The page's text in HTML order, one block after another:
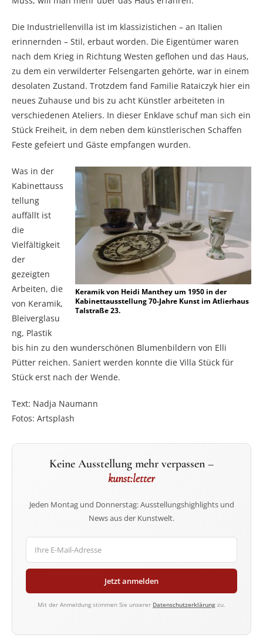
Die Industriellenvilla ist im klassizistichen – an Italien
erinnernden – Stil, erbaut worden. Die Eigentümer waren
nach dem Krieg in Richtung Westen geflohen und das Haus,
zu dem ein verwilderter Felsengarten gehörte, war in einem
desolaten Zustand. Trotzdem fand Familie Rataiczyk hier ein
neues Zuhause und bis zu acht Künstler arbeiteten in
verschiedenen Ateliers. In dieser Enklave schuf man sich ein
Stück Freiheit, in dem neben dem künstlerischen Schaffen
Feste gefeiert und Gäste empfangen wurden.
Keramik von Heidi Manthey um 1950 in der
Kabinettausstellung 70-Jahre Kunst im Atlierhaus
Talstraße 23.
Was in der
Kabinettauss
tellung
auffällt ist
die
Vielfältigkeit
der
gezeigten
Arbeiten, die
von Keramik,
Bleiverglasu
ng, Plastik
bis hin zu den wunderschönen Blumenbildern von Elli
Pütter reichen. Saniert werden konnte die Villa Stück für
Stück erst nach der Wende.
Text: Nadja Naumann
Fotos: Artsplash
Keine Ausstellung mehr verpassen –
kunst:letter
Jeden Montag und Donnerstag: Ausstellungshighlights und
News aus der Kunstwelt.
Jetzt anmelden
Mit der Anmeldung stimmen Sie unserer Datenschutzerklärung zu.